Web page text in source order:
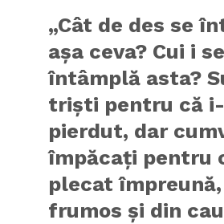
„Cât de des se
așa ceva? Cui i
întâmplă asta?
triști pentru că
pierdut, dar
împăcați pentru
plecat
frumos și din